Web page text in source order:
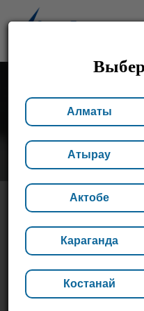
Алматы
Атырау
Актобе
Караганда
Костанай